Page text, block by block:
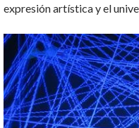
expresión artística y el